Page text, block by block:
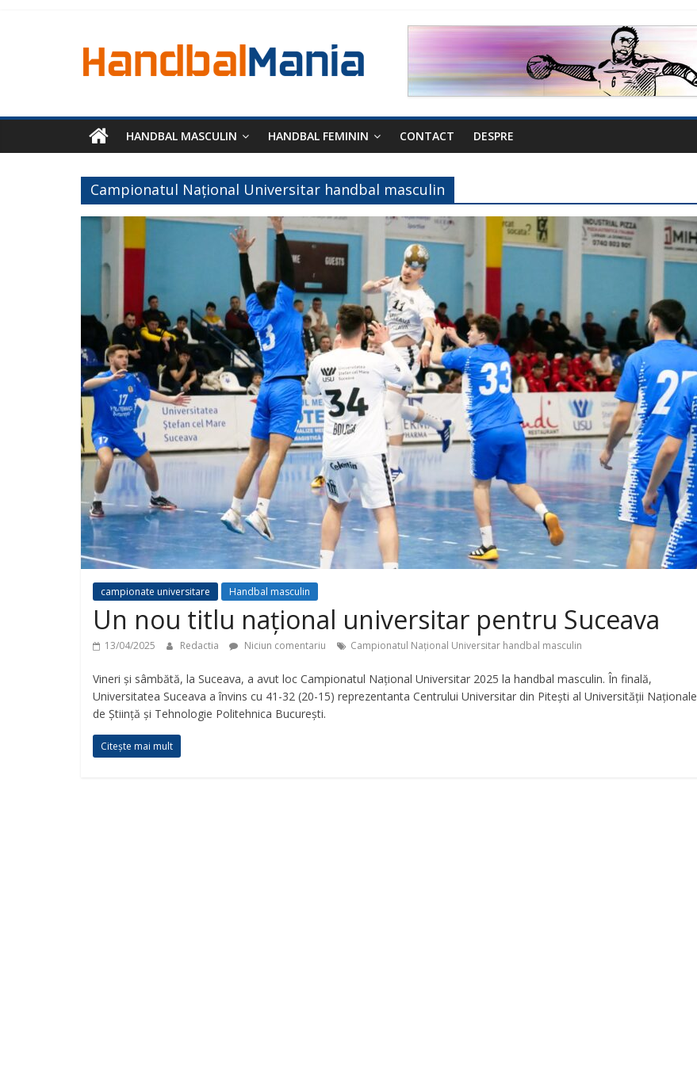
HANDBAL MASCULIN HANDBAL FEMININ CONTACT DESPRE
Campionatul Național Universitar handbal masculin
campionate universitare Handbal masculin
Un nou titlu național universitar pentru Suceava
13/04/2025 Redactia Niciun comentariu Campionatul Național Universitar handbal masculin
Vineri și sâmbătă, la Suceava, a avut loc Campionatul Național Universitar 2025 la handbal masculin. În finală,
Universitatea Suceava a învins cu 41-32 (20-15) reprezentanta Centrului Universitar din Pitești al Universității Naţionale
de Ştiinţă şi Tehnologie Politehnica Bucureşti.
Citește mai mult